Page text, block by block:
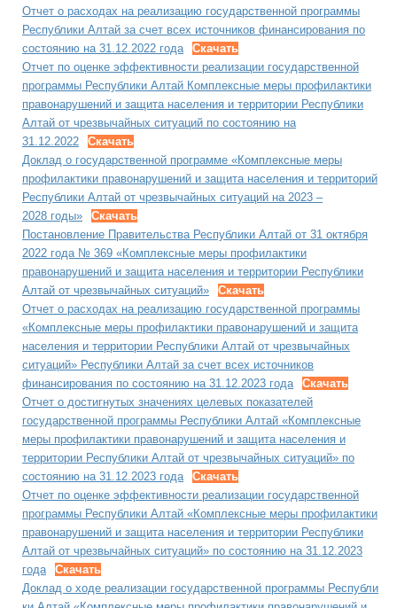
Отчет о расходах на реализацию государственной программы
Республики Алтай за счет всех источников финансирования по
состоянию на 31.12.2022 года
Скачать
Отчет по оценке эффективности реализации государственной
программы Республики Алтай Комплексные меры профилактики
правонарушений и защита населения и территории Республики
Алтай от чрезвычайных ситуаций по состоянию на
31.12.2022
Скачать
Доклад о государственной программе «Комплексные меры
профилактики правонарушений и защита населения и территорий
Республики Алтай от чрезвычайных ситуаций на 2023 –
2028 годы»
Скачать
Постановление Правительства Республики Алтай от 31 октября
2022 года № 369 «Комплексные меры профилактики
правонарушений и защита населения и территории Республики
Алтай от чрезвычайных ситуаций»
Скачать
Отчет о расходах на реализацию государственной программы
«Комплексные меры профилактики правонарушений и защита
населения и территории Республики Алтай от чрезвычайных
ситуаций» Республики Алтай за счет всех источников
финансирования по состоянию на 31.12.2023 года
Скачать
Отчет о достигнутых значениях целевых показателей
государственной программы Республики Алтай «Комплексные
меры профилактики правонарушений и защита населения и
территории Республики Алтай от чрезвычайных ситуаций» по
состоянию на 31.12.2023 года
Скачать
Отчет по оценке эффективности реализации государственной
программы Республики Алтай «Комплексные меры профилактики
правонарушений и защита населения и территории Республики
Алтай от чрезвычайных ситуаций» по состоянию на 31.12.2023
года
Скачать
Доклад о ходе реализации государственной программы Республи